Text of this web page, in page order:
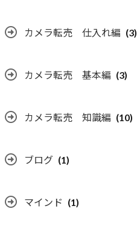
カメラ転売 仕入れ編 (3)
カメラ転売 基本編 (3)
カメラ転売 知識編 (10)
ブログ (1)
マインド (1)